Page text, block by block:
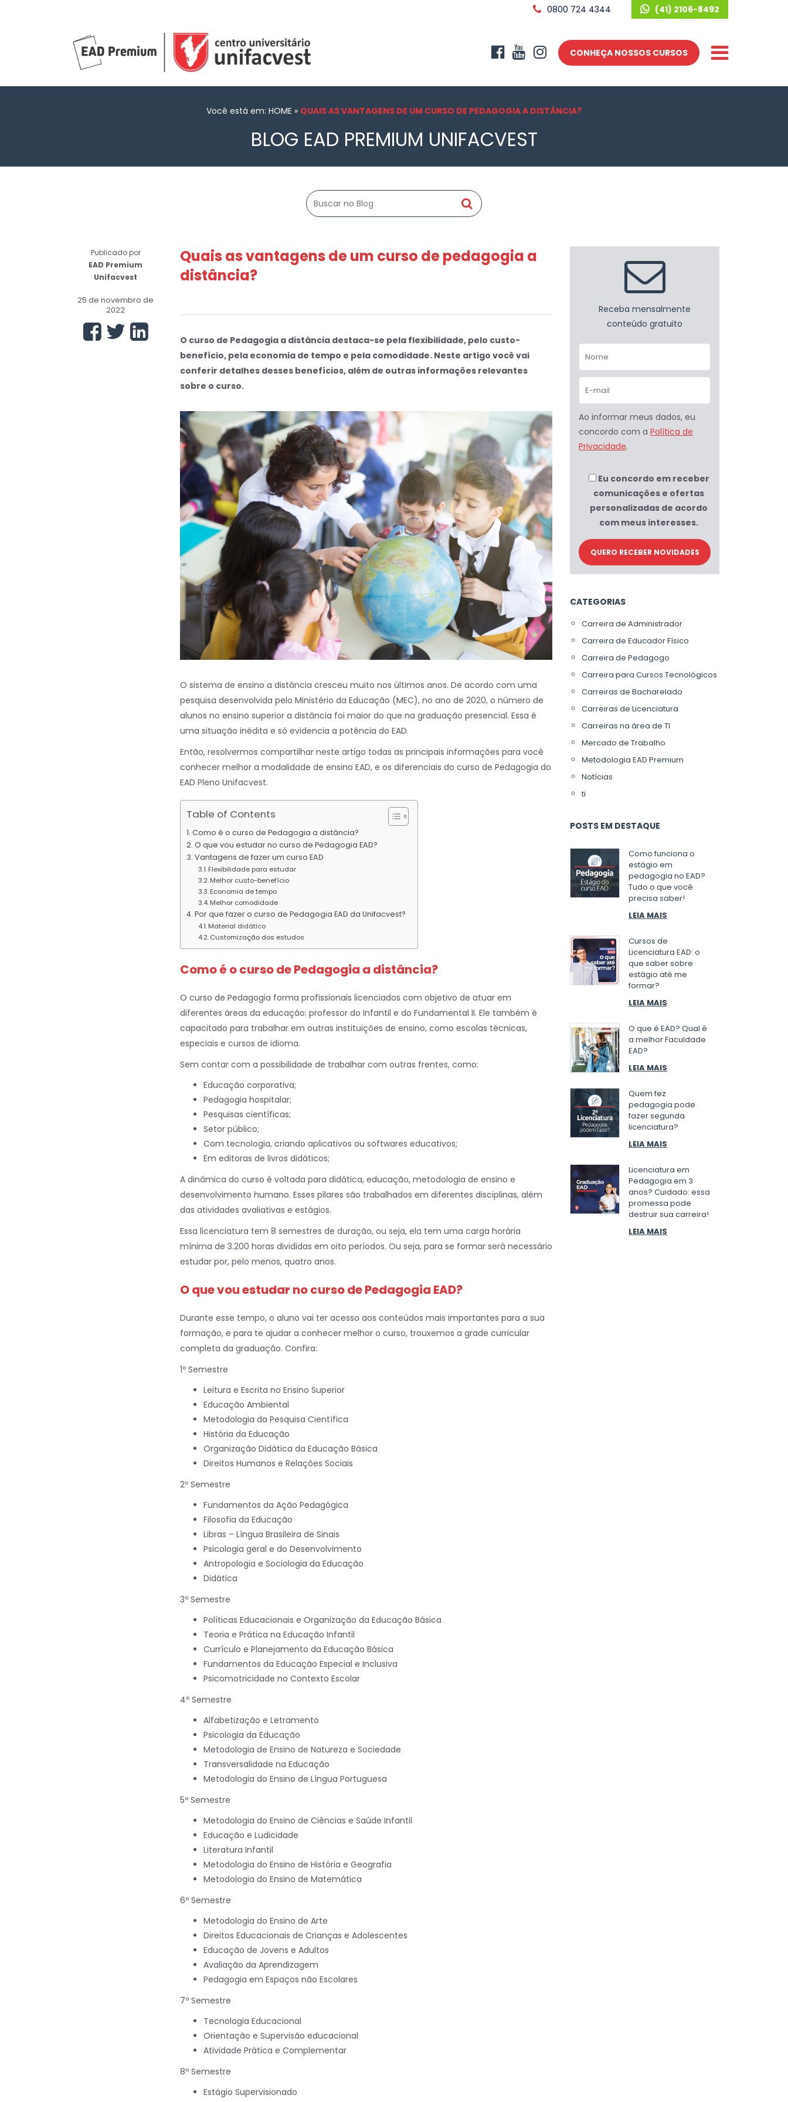
(41) 2106-8492
0800 724 4344
CONHEÇA NOSSOS CURSOS
Você está em: HOME » QUAIS AS VANTAGENS DE UM CURSO DE PEDAGOGIA A DISTÂNCIA?
BLOG EAD PREMIUM UNIFACVEST
Publicado por
EAD Premium
Unifacvest
25 de novembro de
2022
Quais as vantagens de um curso de pedagogia a
distância?
O curso de Pedagogia a distância destaca-se pela flexibilidade, pelo custo-
benefício, pela economia de tempo e pela comodidade. Neste artigo você vai
conferir detalhes desses benefícios, além de outras informações relevantes
sobre o curso.
O sistema de ensino a distância cresceu muito nos últimos anos. De acordo com uma
pesquisa desenvolvida pelo Ministério da Educação (MEC), no ano de 2020, o número de
alunos no ensino superior a distância foi maior do que na graduação presencial. Essa é
uma situação inédita e só evidencia a potência do EAD.
Então, resolvermos compartilhar neste artigo todas as principais informações para você
conhecer melhor a modalidade de ensino EAD, e os diferenciais do curso de Pedagogia do
EAD Pleno Unifacvest.
Table of Contents
Como é o curso de Pedagogia a distância?
O que vou estudar no curso de Pedagogia EAD?
Vantagens de fazer um curso EAD
Flexibilidade para estudar
Melhor custo-benefício
Economia de tempo
Melhor comodidade
Por que fazer o curso de Pedagogia EAD da Unifacvest?
Material didático
Customização dos estudos
Como é o curso de Pedagogia a distância?
O curso de Pedagogia forma profissionais licenciados com objetivo de atuar em
diferentes áreas da educação: professor do Infantil e do Fundamental II. Ele também é
capacitado para trabalhar em outras instituições de ensino, como escolas técnicas,
especiais e cursos de idioma.
Sem contar com a possibilidade de trabalhar com outras frentes, como:
Educação corporativa;
Pedagogia hospitalar;
Pesquisas científicas;
Setor público;
Com tecnologia, criando aplicativos ou softwares educativos;
Em editoras de livros didáticos;
A dinâmica do curso é voltada para didática, educação, metodologia de ensino e
desenvolvimento humano. Esses pilares são trabalhados em diferentes disciplinas, além
das atividades avaliativas e estágios.
Essa licenciatura tem 8 semestres de duração, ou seja, ela tem uma carga horária
mínima de 3.200 horas divididas em oito períodos. Ou seja, para se formar será necessário
estudar por, pelo menos, quatro anos.
O que vou estudar no curso de Pedagogia EAD?
Durante esse tempo, o aluno vai ter acesso aos conteúdos mais importantes para a sua
formação, e para te ajudar a conhecer melhor o curso, trouxemos a grade curricular
completa da graduação. Confira:
1º Semestre
Leitura e Escrita no Ensino Superior
Educação Ambiental
Metodologia da Pesquisa Científica
História da Educação
Organização Didática da Educação Básica
Direitos Humanos e Relações Sociais
2º Semestre
Fundamentos da Ação Pedagógica
Filosofia da Educação
Libras – Língua Brasileira de Sinais
Psicologia geral e do Desenvolvimento
Antropologia e Sociologia da Educação
Didática
3º Semestre
Políticas Educacionais e Organização da Educação Básica
Teoria e Prática na Educação Infantil
Currículo e Planejamento da Educação Básica
Fundamentos da Educação Especial e Inclusiva
Psicomotricidade no Contexto Escolar
4º Semestre
Alfabetização e Letramento
Psicologia da Educação
Metodologia de Ensino de Natureza e Sociedade
Transversalidade na Educação
Metodologia do Ensino de Língua Portuguesa
5º Semestre
Metodologia do Ensino de Ciências e Saúde Infantil
Educação e Ludicidade
Literatura Infantil
Metodologia do Ensino de História e Geografia
Metodologia do Ensino de Matemática
6º Semestre
Metodologia do Ensino de Arte
Direitos Educacionais de Crianças e Adolescentes
Educação de Jovens e Adultos
Avaliação da Aprendizagem
Pedagogia em Espaços não Escolares
7º Semestre
Tecnologia Educacional
Orientação e Supervisão educacional
Atividade Prática e Complementar
8º Semestre
Estágio Supervisionado
Receba mensalmente
conteúdo gratuito
Ao informar meus dados, eu
concordo com a Política de
Privacidade.
Eu concordo em receber
comunicações e ofertas
personalizadas de acordo
com meus interesses.
CATEGORIAS
Carreira de Administrador
Carreira de Educador Físico
Carreira de Pedagogo
Carreira para Cursos Tecnológicos
Carreiras de Bacharelado
Carreiras de Licenciatura
Carreiras na área de TI
Mercado de Trabalho
Metodologia EAD Premium
Notícias
ti
POSTS EM DESTAQUE
Como funciona o
estágio em
pedagogia no EAD?
Tudo o que você
precisa saber!
LEIA MAIS
Cursos de
Licenciatura EAD: o
que saber sobre
estágio até me
formar?
LEIA MAIS
O que é EAD? Qual é
a melhor Faculdade
EAD?
LEIA MAIS
Quem fez
pedagogia pode
fazer segunda
licenciatura?
LEIA MAIS
Licenciatura em
Pedagogia em 3
anos? Cuidado: essa
promessa pode
destruir sua carreira!
LEIA MAIS